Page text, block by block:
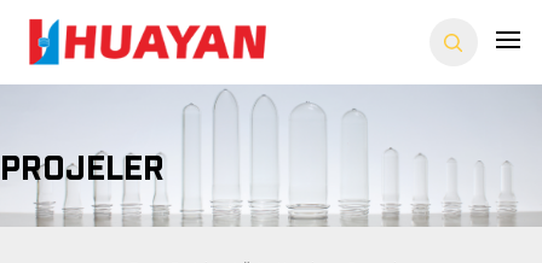
Projeler